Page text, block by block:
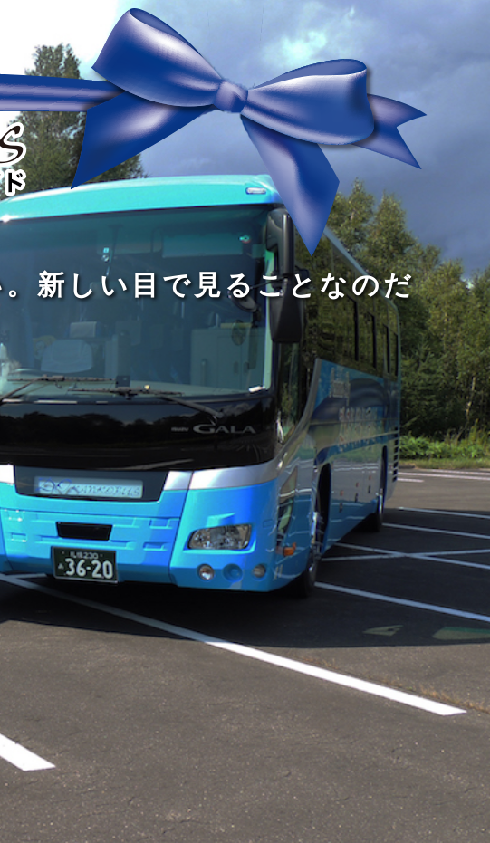
あ る
。 新 し い 目 で 見 ることなのだ
本を読み、旅をすることだ
する
あ る
し ょう がな い小 さな子供がいる
旅 を す る ため である
で あ る